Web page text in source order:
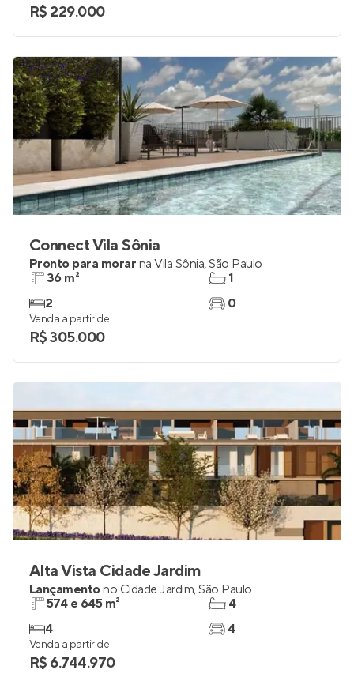
R$ 229.000
Connect Vila Sônia
Pronto para morar na Vila Sônia,São Paulo
36 m²
2
1
0
Venda a partir de
R$ 305.000
Alta Vista Cidade Jardim
Lançamentono Cidade Jardim,São Paulo
574 e 645 m²
4
4
4
Venda a partir de
R$ 6.744.970